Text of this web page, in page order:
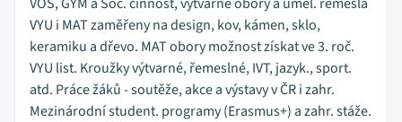
VYU i MAT zaměřeny na design, kov, kámen, sklo,
keramiku a dřevo. MAT obory možnost získat ve 3. roč.
VYU list. Kroužky výtvarné, řemeslné, IVT, jazyk., sport.
atd. Práce žáků - soutěže, akce a výstavy v ČR i zahr.
Mezinárodní student. programy (Erasmus+) a zahr. stáže.